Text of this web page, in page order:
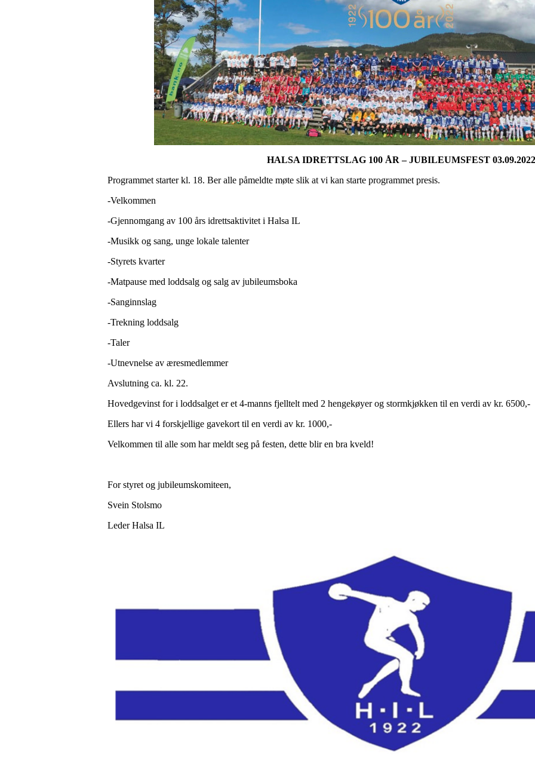
HALSA IDRETTSLAG 100 ÅR – JUBILEUMSFEST 03.09.2022
Programmet starter kl. 18. Ber alle påmeldte møte slik at vi kan starte programmet presis.
-Velkommen
-Gjennomgang av 100 års idrettsaktivitet i Halsa IL
-Musikk og sang, unge lokale talenter
-Styrets kvarter
-Matpause med loddsalg og salg av jubileumsboka
-Sanginnslag
-Trekning loddsalg
-Taler
-Utnevnelse av æresmedlemmer
Avslutning ca. kl. 22.
Hovedgevinst for i loddsalget er et 4-manns fjelltelt med 2 hengekøyer og stormkjøkken til en verdi av kr. 6500,-
Ellers har vi 4 forskjellige gavekort til en verdi av kr. 1000,-
Velkommen til alle som har meldt seg på festen, dette blir en bra kveld!
For styret og jubileumskomiteen,
Svein Stolsmo
Leder Halsa IL